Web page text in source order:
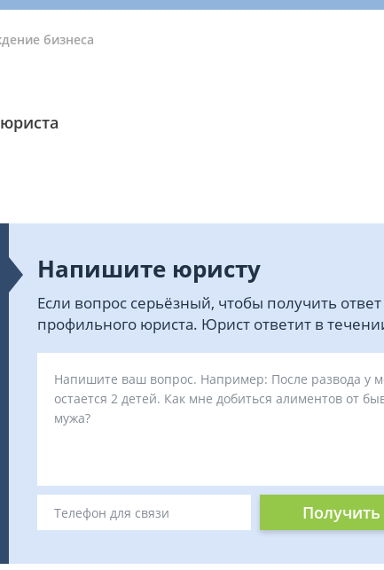
бизнеса
Напишите юристу
Если вопрос серьёзный, чтобы получить ответ
профильного юриста. Юрист ответит в
Получить